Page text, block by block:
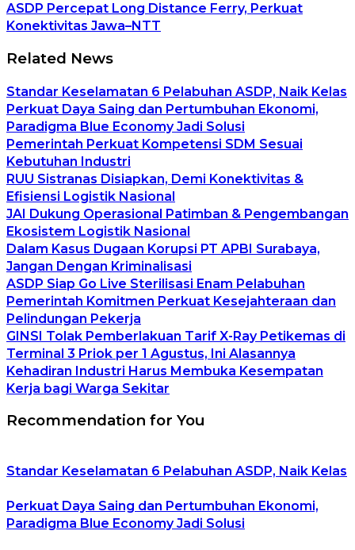
ASDP Percepat Long Distance Ferry, Perkuat
Konektivitas Jawa–NTT
Related News
Standar Keselamatan 6 Pelabuhan ASDP, Naik Kelas
Perkuat Daya Saing dan Pertumbuhan Ekonomi,
Paradigma Blue Economy Jadi Solusi
Pemerintah Perkuat Kompetensi SDM Sesuai
Kebutuhan Industri
RUU Sistranas Disiapkan, Demi Konektivitas &
Efisiensi Logistik Nasional
JAI Dukung Operasional Patimban & Pengembangan
Ekosistem Logistik Nasional
Dalam Kasus Dugaan Korupsi PT APBI Surabaya,
Jangan Dengan Kriminalisasi
ASDP Siap Go Live Sterilisasi Enam Pelabuhan
Pemerintah Komitmen Perkuat Kesejahteraan dan
Pelindungan Pekerja
GINSI Tolak Pemberlakuan Tarif X-Ray Petikemas di
Terminal 3 Priok per 1 Agustus, Ini Alasannya
Kehadiran Industri Harus Membuka Kesempatan
Kerja bagi Warga Sekitar
Recommendation for You
Standar Keselamatan 6 Pelabuhan ASDP, Naik Kelas
Perkuat Daya Saing dan Pertumbuhan Ekonomi,
Paradigma Blue Economy Jadi Solusi